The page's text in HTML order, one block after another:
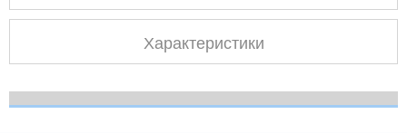
Характеристики